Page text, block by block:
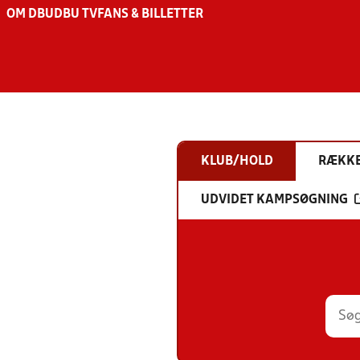
OM DBU DBU TV FANS & BILLETTER
KLUB/HOLD
UDVIDET KAMPSØGNING